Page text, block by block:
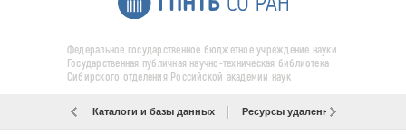
Федеральное государственное бюджетное учреждение науки
Государственная публичная научно-техническая библиотека
Сибирского отделения Российской академии наук
Каталоги и базы данных Ресурсы удаленного доступа